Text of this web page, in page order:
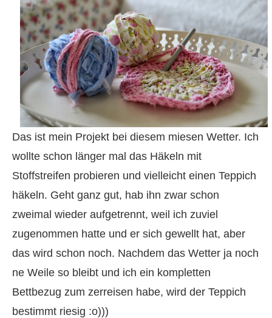
Das ist mein Projekt bei diesem miesen Wetter. Ich
wollte schon länger mal das Häkeln mit
Stoffstreifen probieren und vielleicht einen Teppich
häkeln. Geht ganz gut, hab ihn zwar schon
zweimal wieder aufgetrennt, weil ich zuviel
zugenommen hatte und er sich gewellt hat, aber
das wird schon noch. Nachdem das Wetter ja noch
ne Weile so bleibt und ich ein kompletten
Bettbezug zum zerreisen habe, wird der Teppich
bestimmt riesig :o)))